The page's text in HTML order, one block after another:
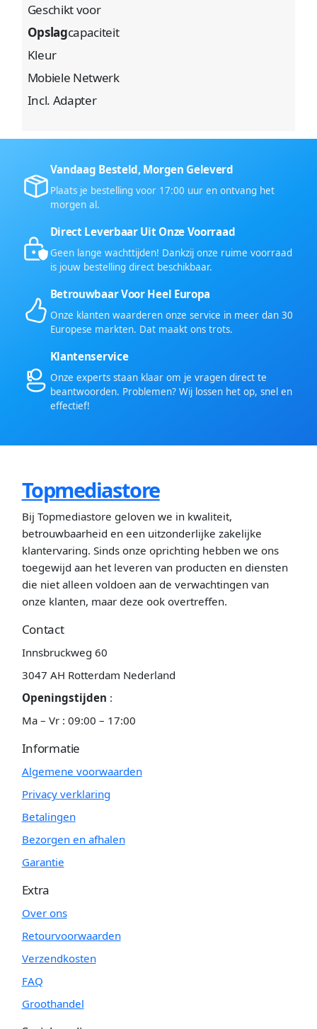
Geschikt voor
Opslagcapaciteit
Kleur
Mobiele Netwerk
Incl. Adapter
Vandaag Besteld, Morgen Geleverd
Plaats je bestelling voor 17:00 uur en ontvang het
morgen al.
Direct Leverbaar Uit Onze Voorraad
Geen lange wachttijden! Dankzij onze ruime voorraad
is jouw bestelling direct beschikbaar.
Betrouwbaar Voor Heel Europa
Onze klanten waarderen onze service in meer dan 30
Europese markten. Dat maakt ons trots.
Klantenservice
Onze experts staan klaar om je vragen direct te
beantwoorden. Problemen? Wij lossen het op, snel en
effectief!
Topmediastore
Bij Topmediastore geloven we in kwaliteit,
betrouwbaarheid en een uitzonderlijke zakelijke
klantervaring. Sinds onze oprichting hebben we ons
toegewijd aan het leveren van producten en diensten
die niet alleen voldoen aan de verwachtingen van
onze klanten, maar deze ook overtreffen.
Contact
Innsbruckweg 60
3047 AH Rotterdam Nederland
Openingstijden :
Ma – Vr : 09:00 – 17:00
Informatie
Algemene voorwaarden
Privacy verklaring
Betalingen
Bezorgen en afhalen
Garantie
Extra
Over ons
Retourvoorwaarden
Verzendkosten
FAQ
Groothandel